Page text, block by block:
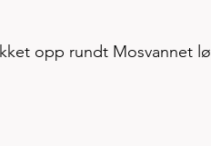
opp rundt Mosvannet